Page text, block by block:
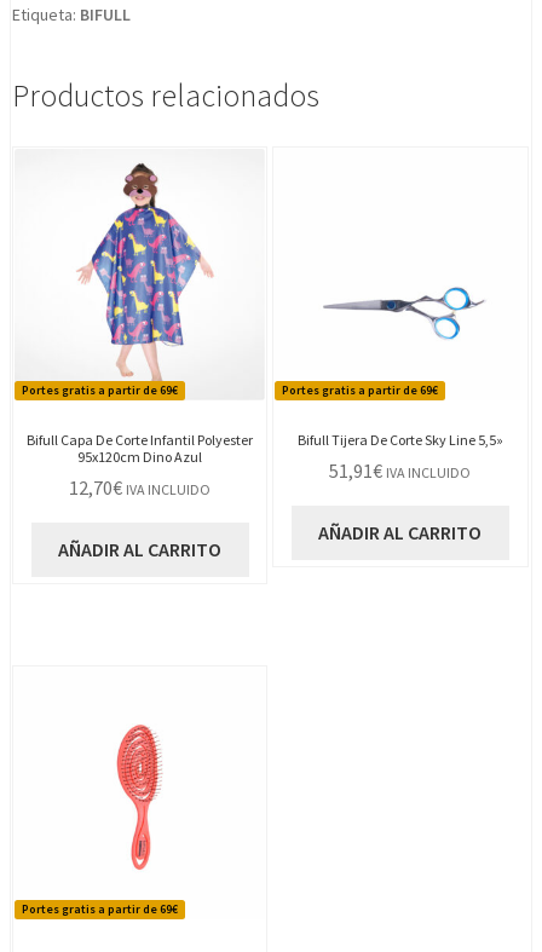
Etiqueta: BIFULL
Productos relacionados
Portes gratis a partir de 69€
Bifull Capa De Corte Infantil Polyester
95x120cm Dino Azul
12,70€ IVA INCLUIDO
AÑADIR AL CARRITO
Portes gratis a partir de 69€
Bifull Tijera De Corte Sky Line 5,5»
51,91€ IVA INCLUIDO
AÑADIR AL CARRITO
Portes gratis a partir de 69€